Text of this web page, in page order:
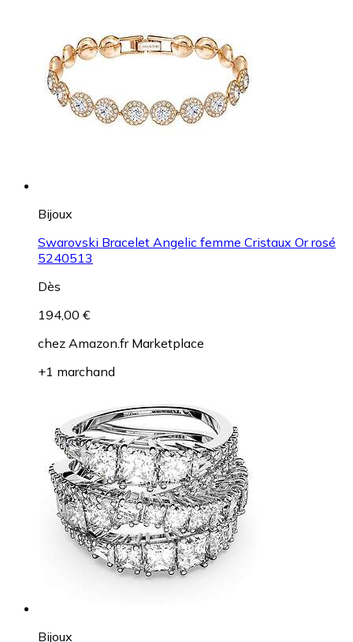
Bijoux
Swarovski Bracelet Angelic femme Cristaux Or rosé
5240513
Dès
194,00 €
chez Amazon.fr Marketplace
+1 marchand
Bijoux